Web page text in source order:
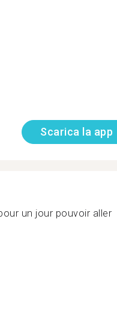
Scarica la app
un jour pouvoir aller